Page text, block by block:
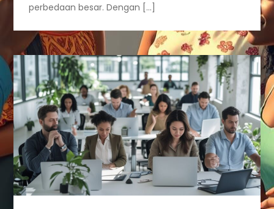
perbedaan besar. Dengan […]